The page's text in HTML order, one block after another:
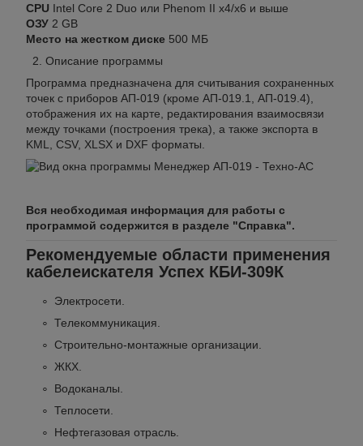
CPU Intel Core 2 Duo или Phenom II x4/x6 и выше
ОЗУ 2 GB
Место на жестком диске 500 МБ
2. Описание программы
Программа предназначена для считывания сохраненных
точек с приборов АП-019 (кроме АП-019.1, АП-019.4),
отображения их на карте, редактирования взаимосвязи
между точками (построения трека), а также экспорта в
KML, CSV, XLSX и DXF форматы.
Вся необходимая информация для работы с
программой содержится в разделе "Справка".
Рекомендуемые области применения
кабелеискателя Успех КБИ-309К
Электросети.
Телекоммуникация.
Строительно-монтажные организации.
ЖКХ.
Водоканалы.
Теплосети.
Нефтегазовая отрасль.